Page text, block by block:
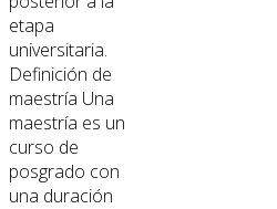
etapa
universitaria.
Definición de
maestría Una
maestría es un
curso de
posgrado con
una duración